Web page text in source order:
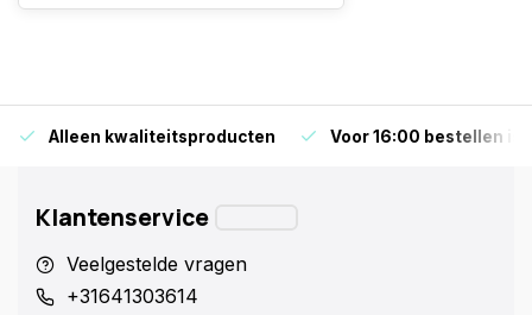
Alleen kwaliteitsproducten Voor 16:00 bestellen is
Klantenservice
Veelgestelde vragen
+31641303614